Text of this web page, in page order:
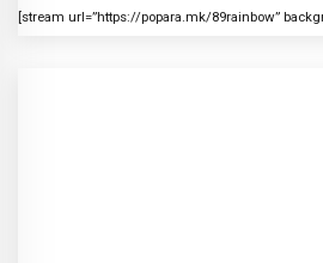
[stream url=”https://popara.mk/89rainbow”